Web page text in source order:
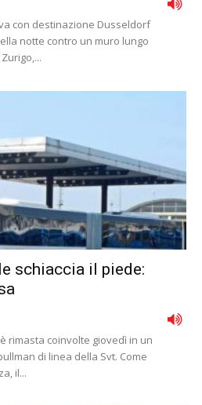
con destinazione Dusseldorf
notte contro un muro lungo
schiaccia il piede:
rimasta coinvolte giovedì in un
di linea della Svt. Come
il...